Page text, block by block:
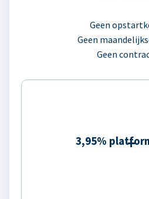
Geen
Geen
Geen
3,95%